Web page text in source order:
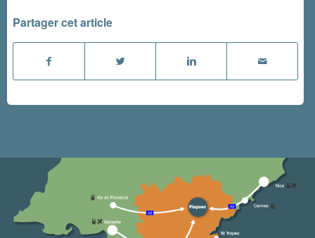
Partager cet article